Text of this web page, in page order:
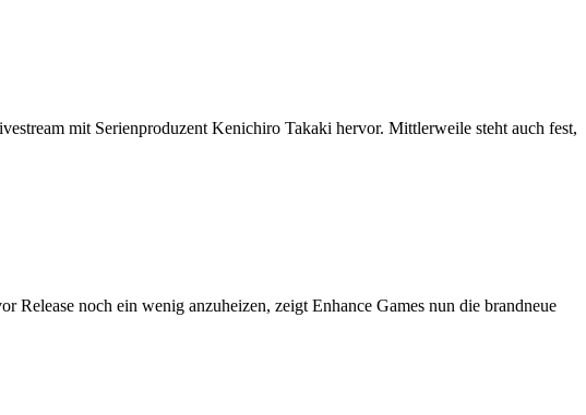
mit Serienproduzent Kenichiro Takaki hervor. Mittlerweile steht auch fest,
noch ein wenig anzuheizen, zeigt Enhance Games nun die brandneue